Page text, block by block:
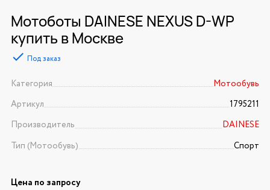
Мотоботы DAINESE NEXUS D-WP
купить в Москве
Под заказ
Категория
Мотообувь
Артикул
1795211
Производитель
DAINESE
Тип (Мотообувь)
Спорт
Цена по запросу